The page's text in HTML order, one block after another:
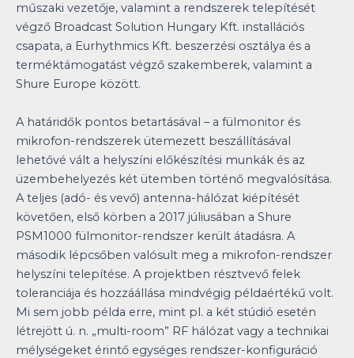
műszaki vezetője, valamint a rendszerek telepítését
végző Broadcast Solution Hungary Kft. installációs
csapata, a Eurhythmics Kft. beszerzési osztálya és a
terméktámogatást végző szakemberek, valamint a
Shure Europe között.
A határidők pontos betartásával – a fülmonitor és
mikrofon-rendszerek ütemezett beszállításával
lehetővé vált a helyszíni előkészítési munkák és az
üzembehelyezés két ütemben történő megvalósítása.
A teljes (adó- és vevő) antenna-hálózat kiépítését
követően, első körben a 2017 júliusában a Shure
PSM1000 fülmonitor-rendszer került átadásra. A
második lépcsőben valósult meg a mikrofon-rendszer
helyszíni telepítése. A projektben résztvevő felek
toleranciája és hozzáállása mindvégig példaértékű volt.
Mi sem jobb példa erre, mint pl. a két stúdió esetén
létrejött ú. n. „multi-room” RF hálózat vagy a technikai
mélységeket érintő egységes rendszer-konfiguráció